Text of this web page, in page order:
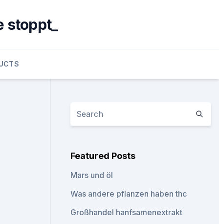
Featured Posts
Mars und öl
Was andere pflanzen haben thc
Großhandel hanfsamenextrakt